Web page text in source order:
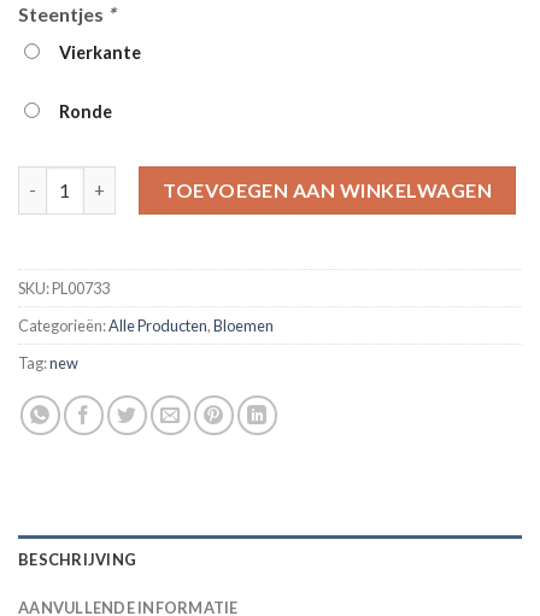
Steentjes *
Vierkante
Ronde
TOEVOEGEN AAN WINKELWAGEN
SKU:PL00733
Categorieën:Alle Producten,Bloemen
Tag:new
BESCHRIJVING
AANVULLENDE INFORMATIE